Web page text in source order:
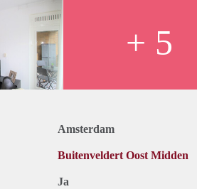
+ 5
Amsterdam
Buitenveldert Oost Midden
Ja